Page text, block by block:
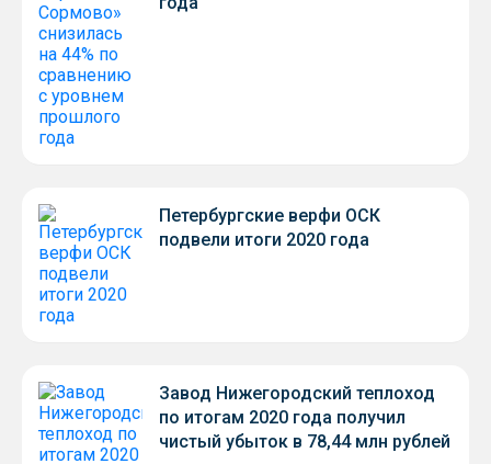
Петербургские верфи ОСК
подвели итоги 2020 года
Завод Нижегородский теплоход
по итогам 2020 года получил
чистый убыток в 78,44 млн рублей